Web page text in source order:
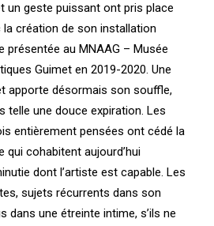
un geste puissant ont pris place
création de son installation
présentée au MNAAG – Musée
Guimet en 2019-2020. Une
apporte désormais son souffle,
telle une douce expiration. Les
entièrement pensées ont cédé la
qui cohabitent aujourd’hui
dont l’artiste est capable. Les
sujets récurrents dans son
une étreinte intime, s’ils ne